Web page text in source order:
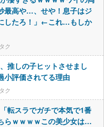
最高や…、せや！息子はジ
したろ！」←これ…もしか
ク
推しの子ヒットさせまし
評価されてる理由
ク
転スラでガチで本気で1番
らｗｗｗｗこの美少女は…